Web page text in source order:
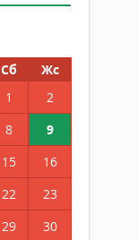
Сб
Жс
1
2
8
9
15
16
22
23
29
30